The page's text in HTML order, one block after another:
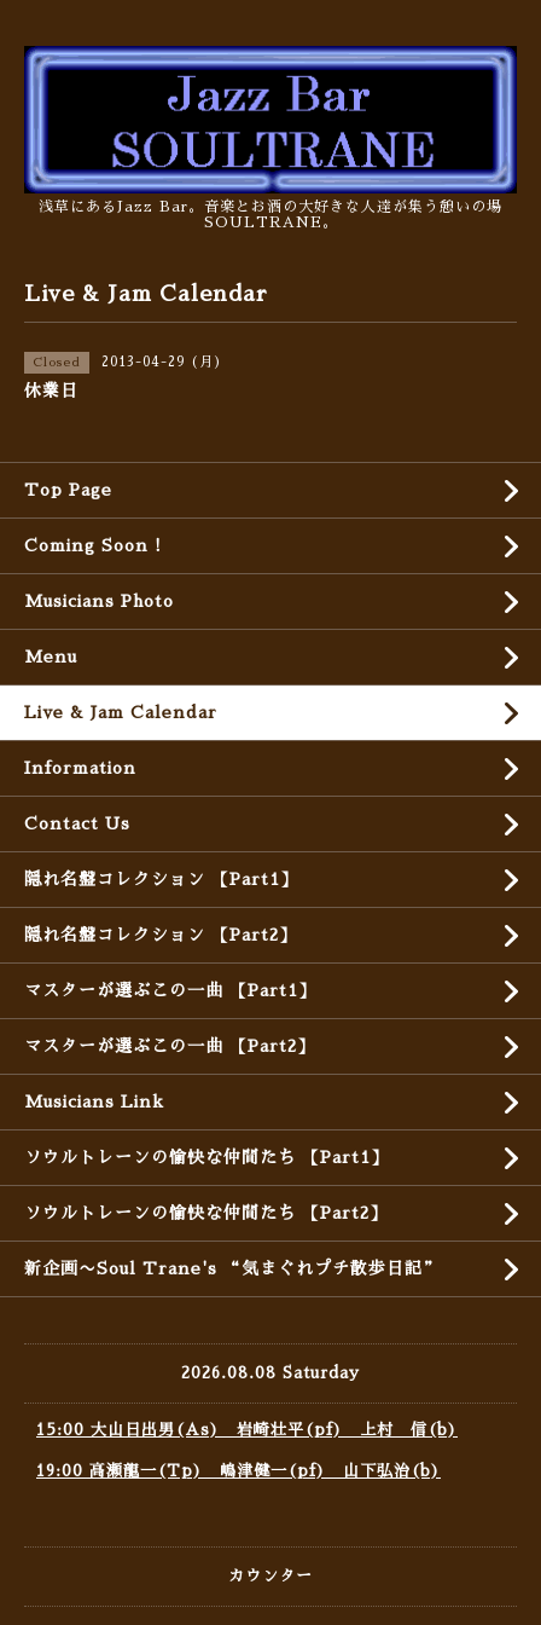
浅草にあるJazz Bar。音楽とお酒の大好きな人達が集う憩いの場
SOULTRANE。
Live & Jam Calendar
Closed 2013-04-29 (月)
休業日
Top Page
Coming Soon !
Musicians Photo
Menu
Live & Jam Calendar
Information
Contact Us
隠れ名盤コレクション 【Part1】
隠れ名盤コレクション 【Part2】
マスターが選ぶこの一曲 【Part1】
マスターが選ぶこの一曲 【Part2】
Musicians Link
ソウルトレーンの愉快な仲間たち 【Part1】
ソウルトレーンの愉快な仲間たち 【Part2】
新企画〜Soul Trane's “気まぐれプチ散歩日記”
2026.08.08 Saturday
15:00 大山日出男(As) 岩崎壮平(pf) 上村 信(b)
19:00 高瀬龍一(Tp) 嶋津健一(pf) 山下弘治(b)
カウンター